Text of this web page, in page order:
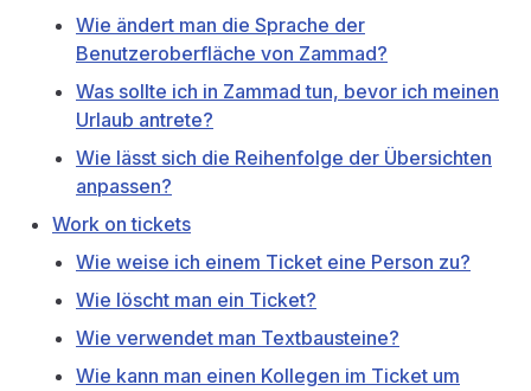
Wie ändert man die Sprache der
Benutzeroberfläche von Zammad?
Was sollte ich in Zammad tun, bevor ich meinen
Urlaub antrete?
Wie lässt sich die Reihenfolge der Übersichten
anpassen?
Work on tickets
Wie weise ich einem Ticket eine Person zu?
Wie löscht man ein Ticket?
Wie verwendet man Textbausteine?
Wie kann man einen Kollegen im Ticket um